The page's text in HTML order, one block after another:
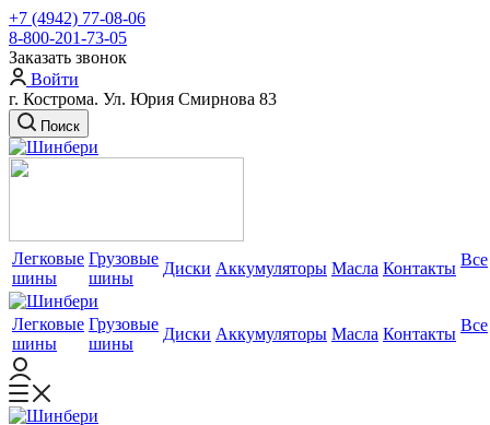
+7 (4942) 77-08-06
8-800-201-73-05
Заказать звонок
Войти
г. Кострома. Ул. Юрия Смирнова 83
Поиск
Легковые
шины
Грузовые
шины
Диски Аккумуляторы Масла Контакты Все
Легковые
шины
Грузовые
шины
Диски Аккумуляторы Масла Контакты Все